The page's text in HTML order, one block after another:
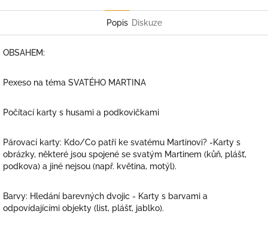
Popis Diskuze
OBSAHEM:
Pexeso na téma SVATÉHO MARTINA
Počítací karty s husami a podkovičkami
Párovací karty: Kdo/Co patří ke svatému Martinovi? -Karty s
obrázky, některé jsou spojené se svatým Martinem (kůň, plášť,
podkova) a jiné nejsou (např. květina, motýl).
Barvy: Hledání barevných dvojic - Karty s barvami a
odpovídajícími objekty (list, plášť, jablko).